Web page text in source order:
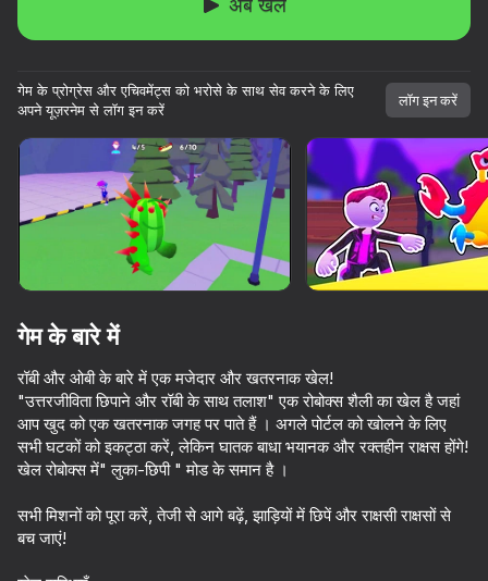
डिवाइस घुमाएँ
यह गेम केवल लैंडस्केप
ओरिएंटेशन का समर्थन करता है
अब खेलें
गेम के प्रोग्रेस और एचिवमेंट्स को भरोसे के साथ सेव करने के लिए
अपने यूज़रनेम से लॉग इन करें
लॉग इन करें
गेम के बारे में
रॉबी और ओबी के बारे में एक मजेदार और खतरनाक खेल!
"उत्तरजीविता छिपाने और रॉबी के साथ तलाश" एक रोबोक्स शैली का खेल है जहां
आप खुद को एक खतरनाक जगह पर पाते हैं । अगले पोर्टल को खोलने के लिए
सभी घटकों को इकट्ठा करें, लेकिन घातक बाधा भयानक और रक्तहीन राक्षस होंगे!
खेल रोबोक्स में" लुका-छिपी " मोड के समान है ।
सभी मिशनों को पूरा करें, तेजी से आगे बढ़ें, झाड़ियों में छिपें और राक्षसी राक्षसों से
बच जाएं!